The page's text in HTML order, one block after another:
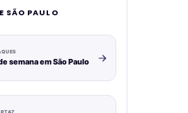
SÃO PAULO
semana em São Paulo